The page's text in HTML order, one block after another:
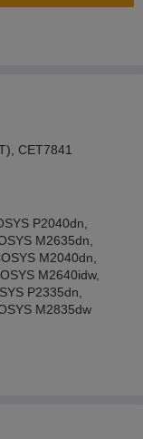
CET7841
P2040dn,
M2635dn,
M2040dn,
M2640idw,
P2335dn,
M2835dw